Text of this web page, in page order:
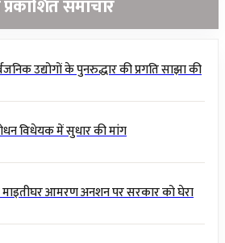
समाचार
उद्योगों के पुनरुद्धार की प्रगति साझा की
विधेयक में सुधार की मांग
आमरण अनशन पर सरकार को घेरा